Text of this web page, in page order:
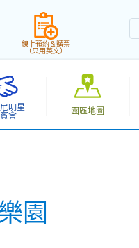
線上預約＆購票
（只用英文）
明星
會
園區地圖
園